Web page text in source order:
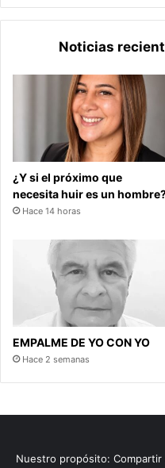
Noticias
¿Y si el próximo que
necesita huir es un
Hace 14 horas
EMPALME DE YO CON YO
Hace 2 semanas
Nuestro propósito: